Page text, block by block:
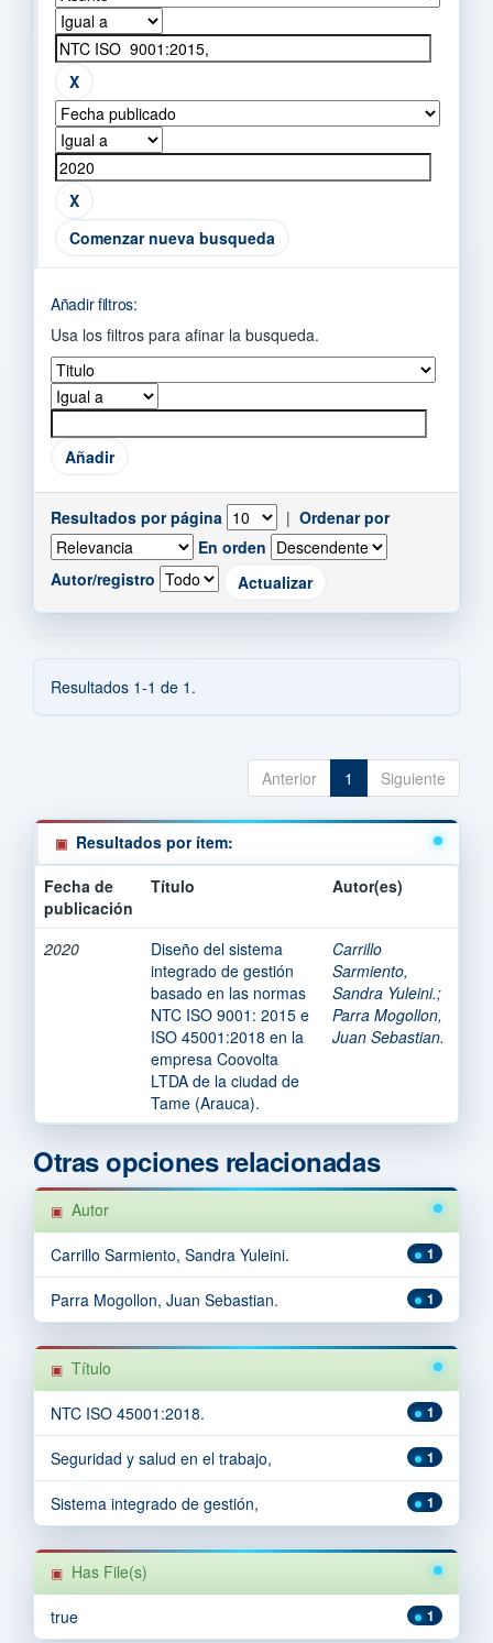
Comenzar nueva busqueda
Añadir filtros:
Usa los filtros para afinar la busqueda.
Resultados por página | Ordenar por
En orden
Autor/registro
Resultados 1-1 de 1.
Anterior 1 Siguiente
Resultados por ítem:
Fecha de
publicación
Título Autor(es)
2020
Diseño del sistema
integrado de gestión
basado en las normas
NTC ISO 9001: 2015 e
ISO 45001:2018 en la
empresa Coovolta
LTDA de la ciudad de
Tame (Arauca).
Carrillo
Sarmiento,
Sandra Yuleini.;
Parra Mogollon,
Juan Sebastian.
Otras opciones relacionadas
Autor
1
Carrillo Sarmiento, Sandra Yuleini.
1
Parra Mogollon, Juan Sebastian.
Título
1
NTC ISO 45001:2018.
1
Seguridad y salud en el trabajo,
1
Sistema integrado de gestión,
Has File(s)
1
true